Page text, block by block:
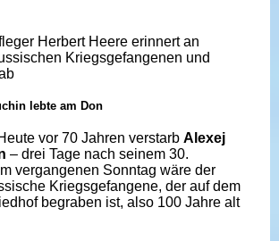
Herbert Heere erinnert an
Kriegsgefangenen und
lebte am Don
vor 70 Jahren verstarb Alexej
– drei Tage nach seinem 30.
vergangenen Sonntag wäre der
Kriegsgefangene, der auf dem
begraben ist, also 100 Jahre alt